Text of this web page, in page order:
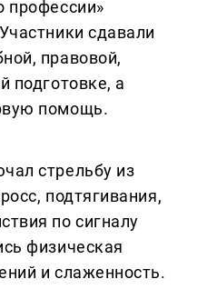
профессии»
сдавали
правовой,
подготовке, а
помощь.
стрельбу из
подтягивания,
по сигналу
физическая
и слаженность.